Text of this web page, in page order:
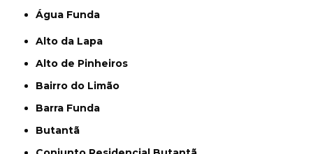
Água Funda
Alto da Lapa
Alto de Pinheiros
Bairro do Limão
Barra Funda
Butantã